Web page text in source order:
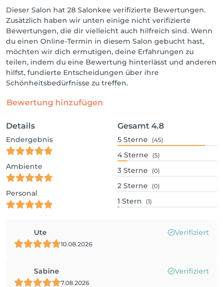
Dieser Salon hat 28 Salonkee verifizierte Bewertungen.
Zusätzlich haben wir unten einige nicht verifizierte
Bewertungen, die dir vielleicht auch hilfreich sind. Wenn
du einen Online-Termin in diesem Salon gebucht hast,
möchten wir dich ermutigen, deine Erfahrungen zu
teilen, indem du eine Bewertung hinterlässt und anderen
hilfst, fundierte Entscheidungen über ihre
Schönheitsbedürfnisse zu treffen.
Bewertung hinzufügen
Details
Endergebnis
Ambiente
Personal
Gesamt 4.8
5 Sterne (45)
4 Sterne (5)
3 Sterne (0)
2 Sterne (0)
1 Stern (1)
Ute Verifiziert
10.08.2026
Sabine Verifiziert
7.08.2026